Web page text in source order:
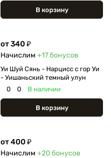
В корзину
от 340 ₽
Начислим +17бонусов
Уи Шуй Сянь - Нарцисс с гор Уи
- Уишаньский темный улун
0
0 В наличии
В корзину
от 400 ₽
Начислим +20 бонусов